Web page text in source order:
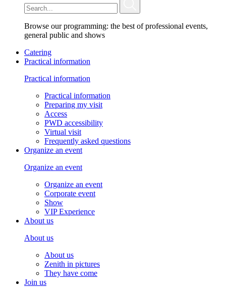
Browse our programming: the best of professional events,
general public and shows
Catering
Practical information
Practical information
Practical information
Preparing my visit
Access
PWD accessibility
Virtual visit
Frequently asked questions
Organize an event
Organize an event
Organize an event
Corporate event
Show
VIP Experience
About us
About us
About us
Zenith in pictures
They have come
Join us